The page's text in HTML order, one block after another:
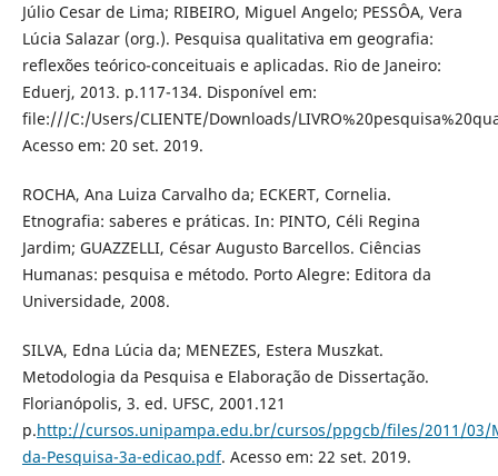
Júlio Cesar de Lima; RIBEIRO, Miguel Angelo; PESSÔA, Vera
Lúcia Salazar (org.). Pesquisa qualitativa em geografia:
reflexões teórico-conceituais e aplicadas. Rio de Janeiro:
Eduerj, 2013. p.117-134. Disponível em:
file:///C:/Users/CLIENTE/Downloads/
Acesso em: 20 set. 2019.
ROCHA, Ana Luiza Carvalho da; ECKERT, Cornelia.
Etnografia: saberes e práticas. In: PINTO, Céli Regina
Jardim; GUAZZELLI, César Augusto Barcellos. Ciências
Humanas: pesquisa e método. Porto Alegre: Editora da
Universidade, 2008.
SILVA, Edna Lúcia da; MENEZES, Estera Muszkat.
Metodologia da Pesquisa e Elaboração de Dissertação.
Florianópolis, 3. ed. UFSC, 2001.121
p.http://cursos.unipampa.edu.br/cursos/ppgcb/files/2011/03/
da-Pesquisa-3a-edicao.pdf. Acesso em: 22 set. 2019.